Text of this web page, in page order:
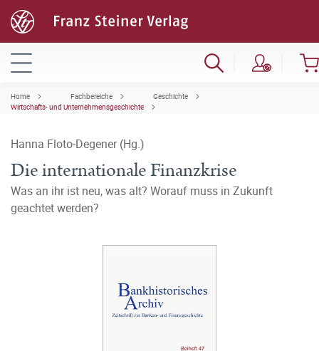
Home Fachbereiche
Geschichte
Wirtschafts- und Unternehmensgeschichte
Hanna Floto-Degener (Hg.)
Die internationale Finanzkrise
Was an ihr ist neu, was alt? Worauf muss in Zukunft
geachtet werden?